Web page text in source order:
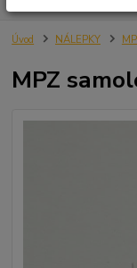
Úvod NÁLEPKY
MPZ